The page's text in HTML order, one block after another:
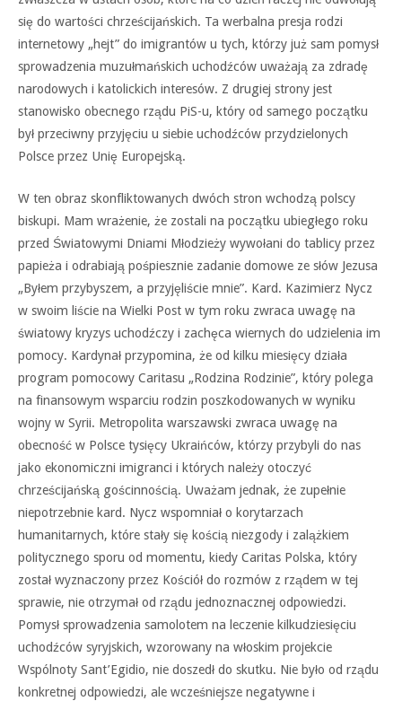
się do wartości chrześcijańskich. Ta werbalna presja rodzi
internetowy „hejt” do imigrantów u tych, którzy już sam pomysł
sprowadzenia muzułmańskich uchodźców uważają za zdradę
narodowych i katolickich interesów. Z drugiej strony jest
stanowisko obecnego rządu PiS-u, który od samego początku
był przeciwny przyjęciu u siebie uchodźców przydzielonych
Polsce przez Unię Europejską.
W ten obraz skonfliktowanych dwóch stron wchodzą polscy
biskupi. Mam wrażenie, że zostali na początku ubiegłego roku
przed Światowymi Dniami Młodzieży wywołani do tablicy przez
papieża i odrabiają pośpiesznie zadanie domowe ze słów Jezusa
„Byłem przybyszem, a przyjęliście mnie”. Kard. Kazimierz Nycz
w swoim liście na Wielki Post w tym roku zwraca uwagę na
światowy kryzys uchodźczy i zachęca wiernych do udzielenia im
pomocy. Kardynał przypomina, że od kilku miesięcy działa
program pomocowy Caritasu „Rodzina Rodzinie”, który polega
na finansowym wsparciu rodzin poszkodowanych w wyniku
wojny w Syrii. Metropolita warszawski zwraca uwagę na
obecność w Polsce tysięcy Ukraińców, którzy przybyli do nas
jako ekonomiczni imigranci i których należy otoczyć
chrześcijańską gościnnością. Uważam jednak, że zupełnie
niepotrzebnie kard. Nycz wspomniał o korytarzach
humanitarnych, które stały się kością niezgody i zalążkiem
politycznego sporu od momentu, kiedy Caritas Polska, który
został wyznaczony przez Kościół do rozmów z rządem w tej
sprawie, nie otrzymał od rządu jednoznacznej odpowiedzi.
Pomysł sprowadzenia samolotem na leczenie kilkudziesięciu
uchodźców syryjskich, wzorowany na włoskim projekcie
Wspólnoty Sant’Egidio, nie doszedł do skutku. Nie było od rządu
konkretnej odpowiedzi, ale wcześniejsze negatywne i